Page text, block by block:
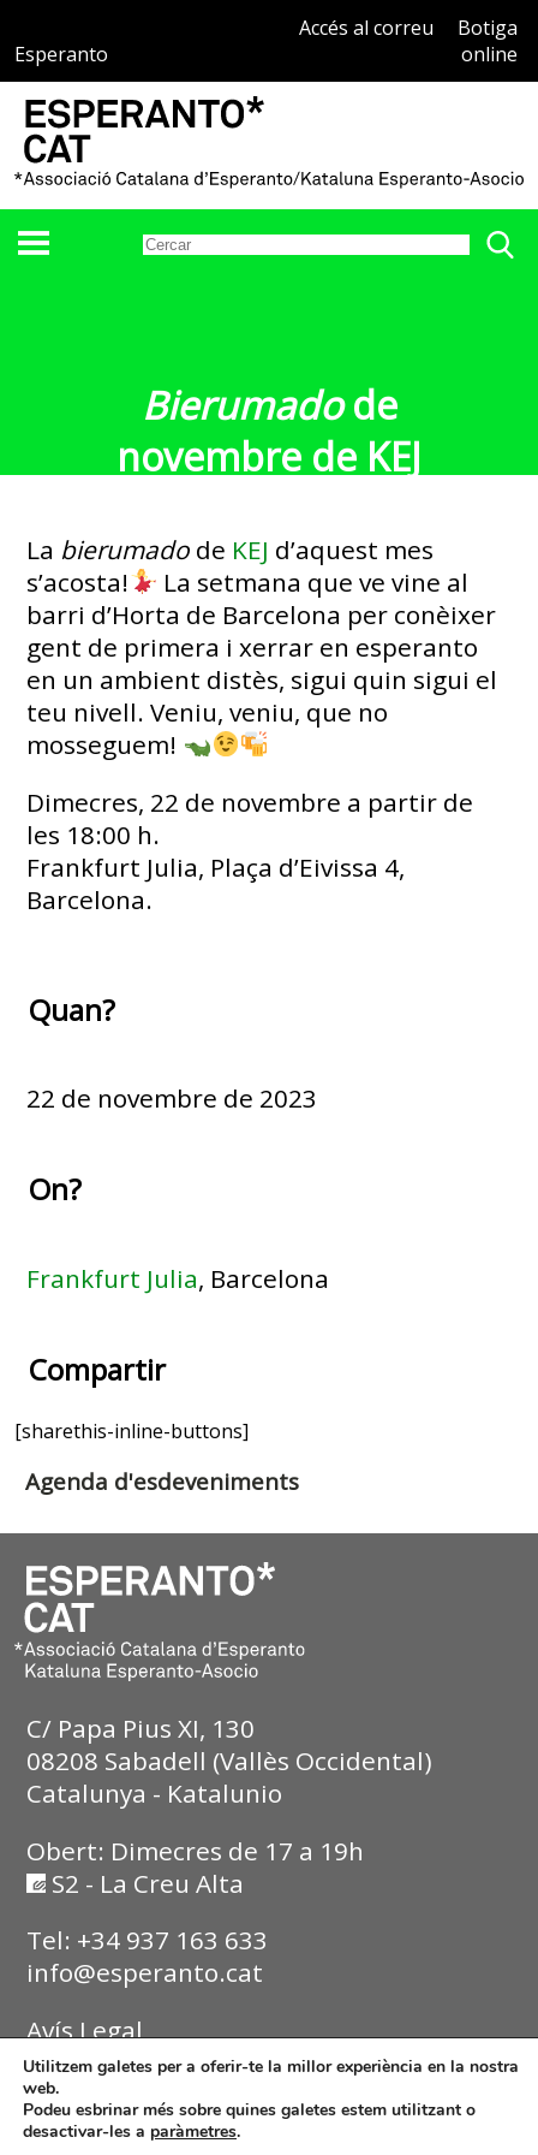
Esperanto
Accés al correu
Botiga
online
Bierumadode
novembre de KEJ
La bierumado de KEJ d’aquest mes
s’acosta!
La setmana que ve vine al
barri d’Horta de Barcelona per conèixer
gent de primera i xerrar en esperanto
en un ambient distès, sigui quin sigui el
teu nivell. Veniu, veniu, que no
mosseguem!
Dimecres, 22 de novembre a partir de
les 18:00 h.
Frankfurt Julia, Plaça d’Eivissa 4,
Barcelona.
Quan?
22 de novembre de 2023
On?
Frankfurt Julia, Barcelona
Compartir
[sharethis-inline-buttons]
Agenda d'esdeveniments
C/ Papa Pius XI, 130
08208 Sabadell (Vallès Occidental)
Catalunya - Katalunio
Obert: Dimecres de 17 a 19h
S2 - La Creu Alta
Tel: +34 937 163 633
info@esperanto.cat
Avís Legal
Política de Privadesa
Política de Cookies
Utilitzem galetes per a oferir-te la millor experiència en la nostra
web.
Podeu esbrinar més sobre quines galetes estem utilitzant o
desactivar-les a paràmetres.